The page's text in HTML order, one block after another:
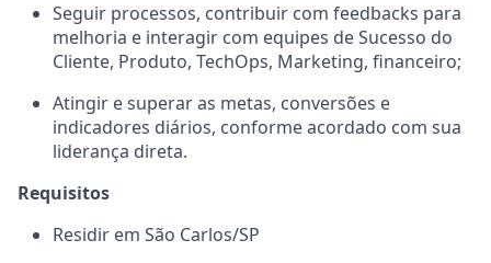
Seguir processos, contribuir com feedbacks para
melhoria e interagir com equipes de Sucesso do
Cliente, Produto, TechOps, Marketing, financeiro;
Atingir e superar as metas, conversões e
indicadores diários, conforme acordado com sua
liderança direta.
Requisitos
Residir em São Carlos/SP